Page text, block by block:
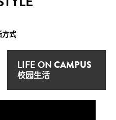
方式
LIFE ONCAMPUS
校园生活